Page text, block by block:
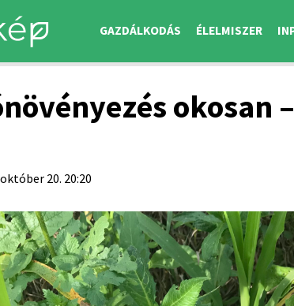
GAZDÁLKODÁS ÉLELMISZER
okosan
20. 20:20